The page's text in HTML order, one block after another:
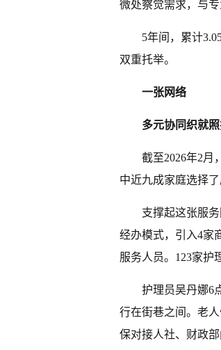
微处察觉需求，与
5年间，累计
双重托举。
一张网络
多元协同织就
截至2026年2月
中近九成家庭选择
支撑起这张服
经办模式，引入4家
服务人员。123家护
护理员吴丹娜6
行在街巷之间。老
保对接人社、财政